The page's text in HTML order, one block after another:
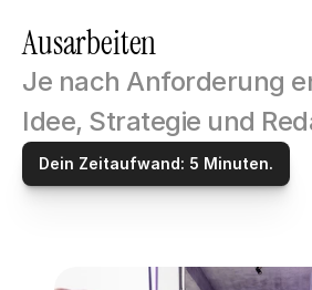
Ausarbeiten
Je nach Anforderung
Idee, Strategie und
Dein Zeitaufwand: 5 Minuten.